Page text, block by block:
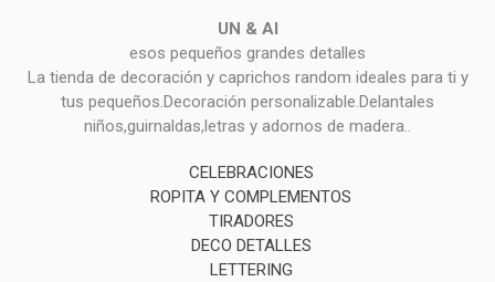
UN & AI
esos pequeños grandes detalles
La tienda de decoración y caprichos random ideales para ti y
tus pequeños.Decoración personalizable.Delantales
niños,guirnaldas,letras y adornos de madera..
CELEBRACIONES
ROPITA Y COMPLEMENTOS
TIRADORES
DECO DETALLES
LETTERING